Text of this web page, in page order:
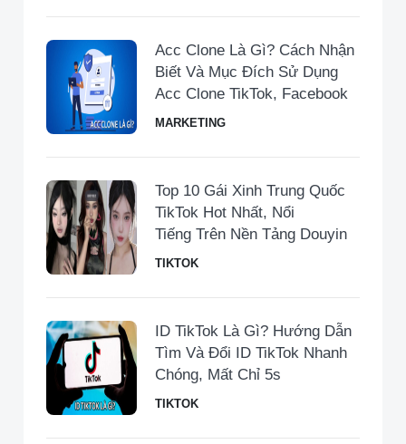
Acc Clone Là Gì? Cách Nhận
Biết Và Mục Đích Sử Dụng
Acc Clone TikTok, Facebook
MARKETING
Top 10 Gái Xinh Trung Quốc
TikTok Hot Nhất, Nổi
Tiếng Trên Nền Tảng Douyin
TIKTOK
ID TikTok Là Gì? Hướng Dẫn
Tìm Và Đổi ID TikTok Nhanh
Chóng, Mất Chỉ 5s
TIKTOK